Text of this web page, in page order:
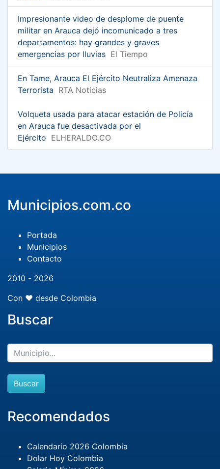
Impresionante video de desplome de puente
militar en Arauca dejó incomunicado a tres
departamentos: hay grandes y graves
emergencias por lluvias El Tiempo
En Tame, Arauca El Ejército Neutraliza Amenaza
Terrorista RTA Noticias
Volqueta usada para atacar estación de Policía
en Arauca fue desactivada por el
Ejército ELHERALDO.CO
Municipios.com.co
Portada
Municipios
Contacto
2010 - 2026
Con ❤️ desde Colombia
Buscar
Buscar
Recomendados
Calendario 2026 Colombia
Dolar Hoy Colombia